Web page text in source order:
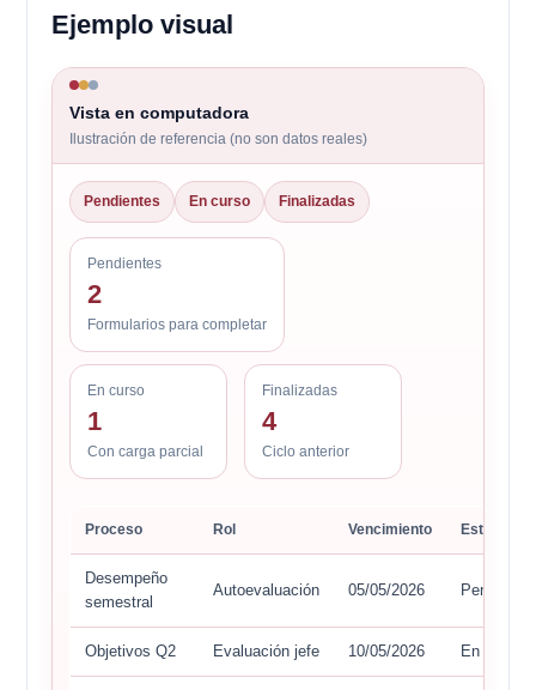
Ejemplo visual
Vista en computadora
Ilustración de referencia (no son datos reales)
Pendientes En curso Finalizadas
Pendientes
2
Formularios para completar
En curso
1
Con carga parcial
Finalizadas
4
Ciclo anterior
Proceso Rol Vencimiento Estado
Desempeño
semestral
Autoevaluación 05/05/2026 Pendiente
Objetivos Q2 Evaluación jefe 10/05/2026 En curso